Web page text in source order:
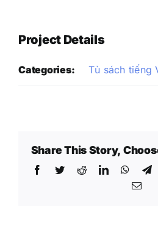
Project Details
Categories: Tủ sách tiếng
Share This Story,
Facebook
TwitterRedditLinkedIn